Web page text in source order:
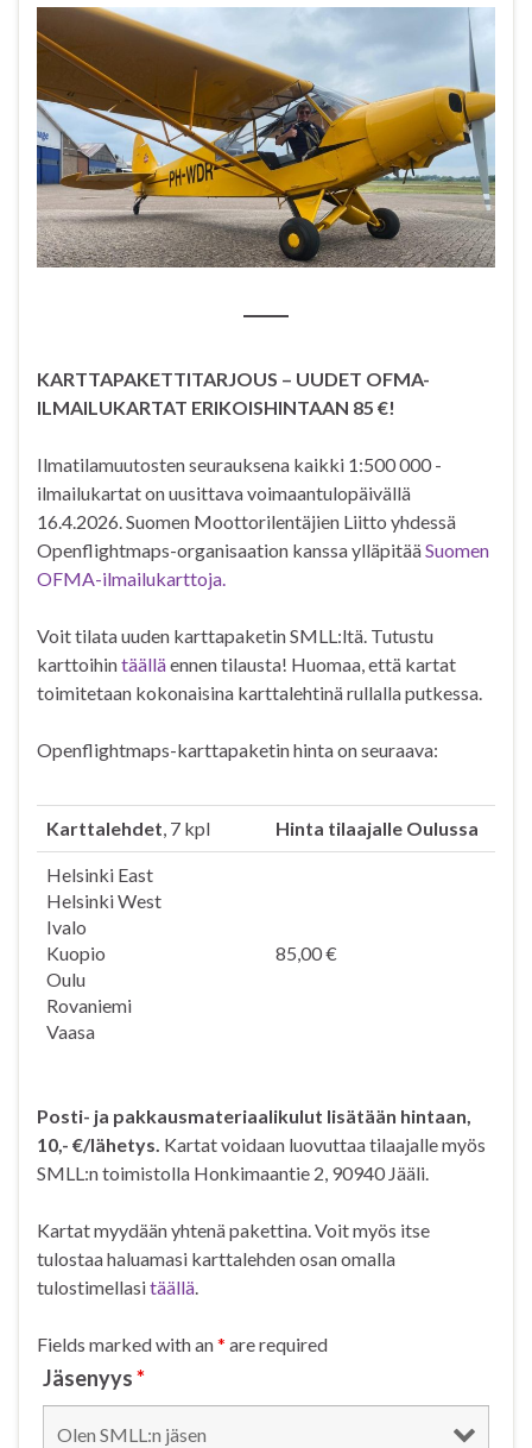
KARTTAPAKETTITARJOUS – UUDET OFMA-
ILMAILUKARTAT ERIKOISHINTAAN 85 €!
Ilmatilamuutosten seurauksena kaikki 1:500 000 -
ilmailukartat on uusittava voimaantulopäivällä
16.4.2026. Suomen Moottorilentäjien Liitto yhdessä
Openflightmaps-organisaation kanssa ylläpitääSuomen
OFMA-ilmailukarttoja.
Voit tilata uuden karttapaketin SMLL:ltä. Tutustu
karttoihintäälläennen tilausta! Huomaa, että kartat
toimitetaan kokonaisina karttalehtinä rullalla putkessa.
Openflightmaps-karttapaketin hinta on seuraava:
Karttalehdet, 7 kpl Hinta tilaajalle Oulussa
Helsinki East
Helsinki West
Ivalo
Kuopio
Oulu
Rovaniemi
Vaasa
85,00 €
Posti- ja pakkausmateriaalikulut lisätään hintaan,
10,- €/lähetys. Kartat voidaan luovuttaa tilaajalle myös
SMLL:n toimistolla Honkimaantie 2, 90940 Jääli.
Kartat myydään yhtenä pakettina. Voit myös itse
tulostaa haluamasi karttalehden osan omalla
tulostimellasitäällä.
Fields marked with an* are required
Jäsenyys*